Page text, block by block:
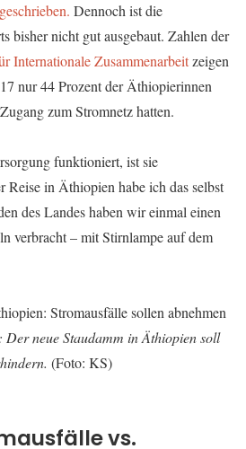
Dennoch ist die
bisher nicht gut ausgebaut. Zahlen der
Internationale Zusammenarbeitzeigen
nur 44 Prozent der Äthiopierinnen
zum Stromnetz hatten.
funktioniert, ist sie
Reise in Äthiopien habe ich das selbst
des Landes haben wir einmal einen
verbracht – mit Stirnlampe auf dem
Der neue Staudamm in Äthiopien soll
(Foto: KS)
vs.